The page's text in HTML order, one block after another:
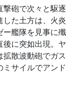
砲で次々と駆逐
した土方は、火炎
ー艦隊を見事に殲
に突如出現。ヤ
散波動砲でガス
サイルでアンド